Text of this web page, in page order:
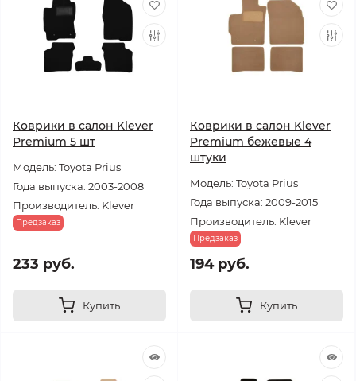
Коврики в салон Klever
Premium 5 шт
Модель: Toyota Prius
Года выпуска: 2003-2008
Производитель: Klever
Предзаказ
233 руб.
Купить
Коврики в салон Klever
Premium бежевые 4
штуки
Модель: Toyota Prius
Года выпуска: 2009-2015
Производитель: Klever
Предзаказ
194 руб.
Купить